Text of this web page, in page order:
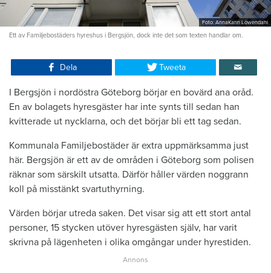
Foto: AnnaKarin Löwendahl
Ett av Familjebostäders hyreshus i Bergsjön, dock inte det som texten handlar om.
Dela Tweeta
I Bergsjön i nordöstra Göteborg börjar en bovärd ana oråd.
En av bolagets hyresgäster har inte synts till sedan han
kvitterade ut nycklarna, och det börjar bli ett tag sedan.
Kommunala Familjebostäder är extra uppmärksamma just
här. Bergsjön är ett av de områden i Göteborg som polisen
räknar som särskilt utsatta. Därför håller värden noggrann
koll på misstänkt svartuthyrning.
Värden börjar utreda saken. Det visar sig att ett stort antal
personer, 15 stycken utöver hyresgästen själv, har varit
skrivna på lägenheten i olika omgångar under hyrestiden.